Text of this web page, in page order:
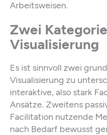
Arbeitsweisen.
Zwei
Visualisierung
Es ist sinnvoll zwei
Visualisierung zu
interaktive, also stark
Ansätze. Zweitens
Facilitation nutzende
nach Bedarf bewusst